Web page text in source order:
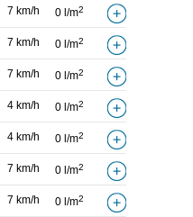
7 km/h 0 l/m2
7 km/h 0 l/m2
7 km/h 0 l/m2
4 km/h 0 l/m2
4 km/h 0 l/m2
7 km/h 0 l/m2
7 km/h 0 l/m2